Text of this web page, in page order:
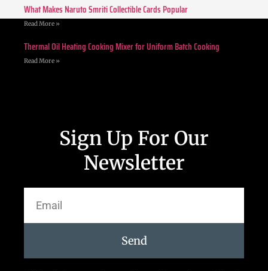
What Makes Naruto Smriti Collectible Cards Popular
Read More »
Thermal Oil Heating Cooking Mixer for Uniform Batch Cooking
Read More »
Sign Up For Our
Newsletter
Send